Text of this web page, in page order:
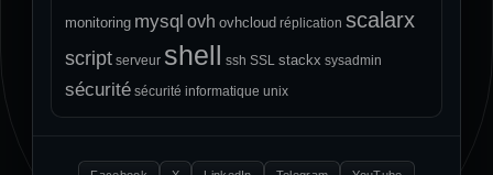
monitoring mysql ovh ovhcloud réplication scalarx
script serveur shell ssh SSL stackx sysadmin
sécurité sécurité informatique unix